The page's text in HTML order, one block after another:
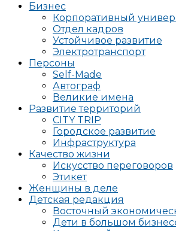
Бизнес
Корпоративный
Отдел кадров
Устойчивое развитие
Электротранспорт
Персоны
Self-Made
Автограф
Великие имена
Развитие территорий
CITY TRIP
Городское развитие
Инфраструктура
Качество жизни
Искусство переговоров
Этикет
Женщины в деле
Детская редакция
Восточный
Дети в большом